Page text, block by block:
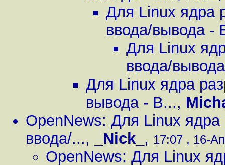
Для Linux ядра
ввода/вывода -
Для Linux
ввода/
Для Linux ядра
вывода - B...,
OpenNews: Для Linux
ввода/..., _Nick_ , 17:07 , 16-
OpenNews: Для Linux